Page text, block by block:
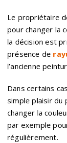
Le propriétaire
pour changer la
la décision est
présence de
l’ancienne
Dans certains
simple plaisir du
changer la
par exemple
régulièrement.